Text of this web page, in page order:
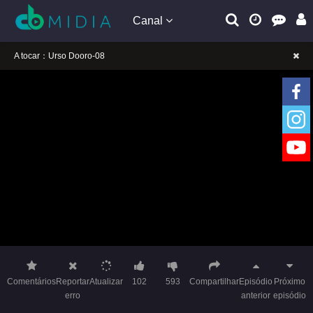
Canal
A tocar：Urso Dooro-08
ComentáriosReportar
erro
Atualizar 102 593 CompartilharEpisódio
anterior
Próximo
episódio